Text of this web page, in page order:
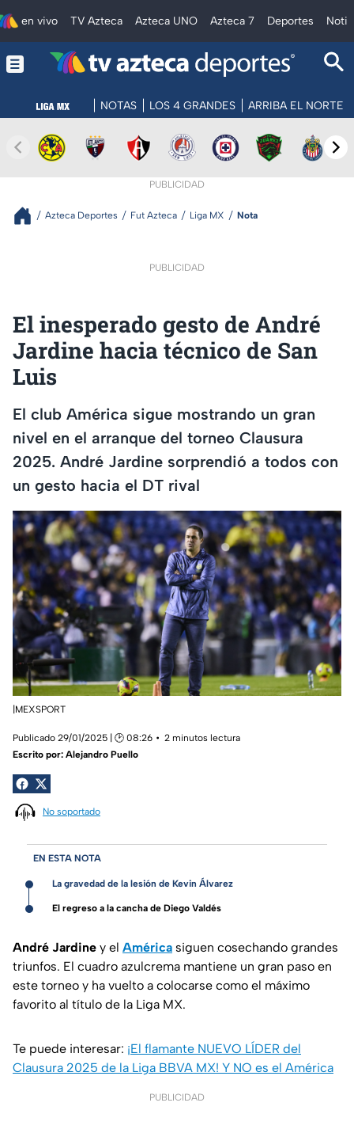
en vivo TV Azteca Azteca UNO Azteca 7 Deportes
NOTAS LOS 4 GRANDES ARRIBA EL NORTE
PUBLICIDAD
Azteca Deportes Fut Azteca Liga MX Nota
PUBLICIDAD
El inesperado gesto de André
Jardine hacia técnico de San
Luis
El club América sigue mostrando un gran
nivel en el arranque del torneo Clausura
2025. André Jardine sorprendió a todos con
un gesto hacia el DT rival
|MEXSPORT
Publicado 29/01/2025 | 🕑 08:26
2 minutos lectura
Escrito por: Alejandro Puello
No soportado
EN ESTA NOTA
La gravedad de la lesión de Kevin Álvarez
El regreso a la cancha de Diego Valdés
André Jardine y el América siguen cosechando grandes
triunfos. El cuadro azulcrema mantiene un gran paso en
este torneo y ha vuelto a colocarse como el máximo
favorito al título de la Liga MX.
Te puede interesar: ¡El flamante NUEVO LÍDER del
Clausura 2025 de la Liga BBVA MX! Y NO es el América
PUBLICIDAD